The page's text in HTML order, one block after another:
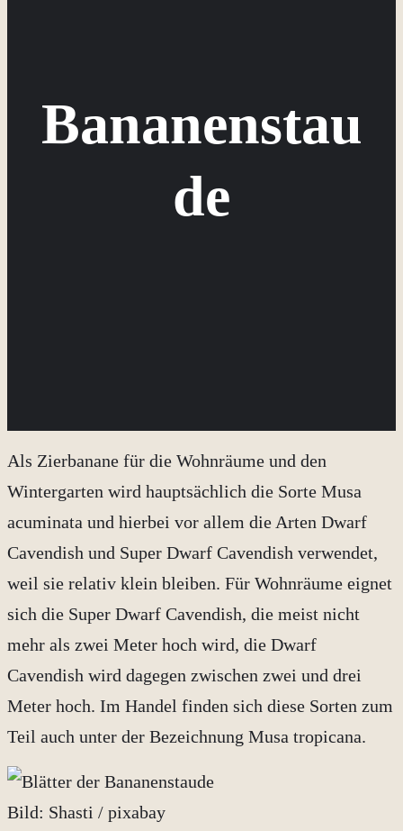
Bananenstau
de
Als Zierbanane für die Wohnräume und den
Wintergarten wird hauptsächlich die Sorte Musa
acuminata und hierbei vor allem die Arten Dwarf
Cavendish und Super Dwarf Cavendish verwendet,
weil sie relativ klein bleiben. Für Wohnräume eignet
sich die Super Dwarf Cavendish, die meist nicht
mehr als zwei Meter hoch wird, die Dwarf
Cavendish wird dagegen zwischen zwei und drei
Meter hoch. Im Handel finden sich diese Sorten zum
Teil auch unter der Bezeichnung Musa tropicana.
Bild: Shasti / pixabay